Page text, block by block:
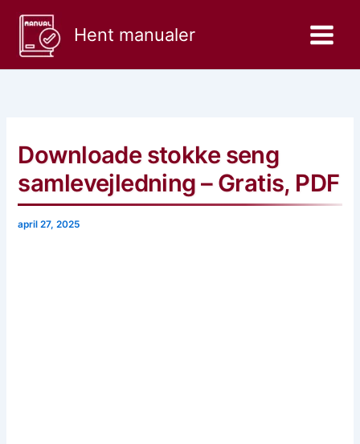
indholdet
Hent manualer
Downloade stokke seng
samlevejledning – Gratis, PDF
april 27, 2025